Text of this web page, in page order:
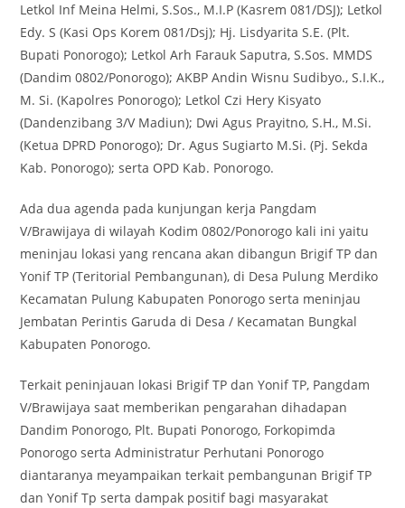
Letkol Inf Meina Helmi, S.Sos., M.I.P (Kasrem 081/DSJ); Letkol
Edy. S (Kasi Ops Korem 081/Dsj); Hj. Lisdyarita S.E. (Plt.
Bupati Ponorogo); Letkol Arh Farauk Saputra, S.Sos. MMDS
(Dandim 0802/Ponorogo); AKBP Andin Wisnu Sudibyo., S.I.K.,
M. Si. (Kapolres Ponorogo); Letkol Czi Hery Kisyato
(Dandenzibang 3/V Madiun); Dwi Agus Prayitno, S.H., M.Si.
(Ketua DPRD Ponorogo); Dr. Agus Sugiarto M.Si. (Pj. Sekda
Kab. Ponorogo); serta OPD Kab. Ponorogo.
Ada dua agenda pada kunjungan kerja Pangdam
V/Brawijaya di wilayah Kodim 0802/Ponorogo kali ini yaitu
meninjau lokasi yang rencana akan dibangun Brigif TP dan
Yonif TP (Teritorial Pembangunan), di Desa Pulung Merdiko
Kecamatan Pulung Kabupaten Ponorogo serta meninjau
Jembatan Perintis Garuda di Desa / Kecamatan Bungkal
Kabupaten Ponorogo.
Terkait peninjauan lokasi Brigif TP dan Yonif TP, Pangdam
V/Brawijaya saat memberikan pengarahan dihadapan
Dandim Ponorogo, Plt. Bupati Ponorogo, Forkopimda
Ponorogo serta Administratur Perhutani Ponorogo
diantaranya meyampaikan terkait pembangunan Brigif TP
dan Yonif Tp serta dampak positif bagi masyarakat